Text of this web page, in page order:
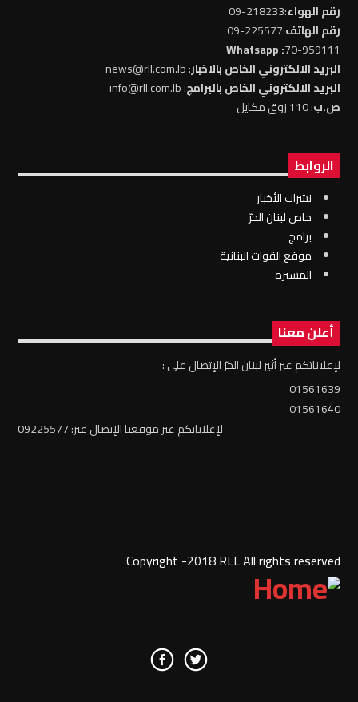
رقم الهواء:218233-09
رقم الهاتف:225577-09
70-959111
: Whatsapp
البريد الالكتروني الخاص بالاخبار: news@rll.com.lb
البريد الالكتروني الخاص بالبرامج: info@rll.com.lb
ص.ب: 110 زوق مكايل
الروابط
نشرات الأخبار
خاص لبنان الحرّ
برامج
موقع القوات البنانية
المسيرة
أعلن معنا
لإعلاناتكم عبر أثير لبنان الحرّ الإتصال على :
01561639
01561640
لإعلاناتكم عبر موقعنا الإتصال عبر: 09225577
Copyright -2018 RLL All rights reserved